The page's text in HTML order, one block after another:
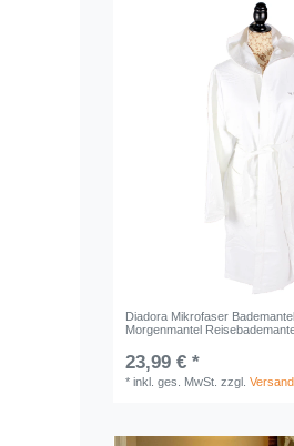
Diadora Mikrofaser
Morgenmantel
23,99 € *
*inkl. ges. MwSt. zzgl.